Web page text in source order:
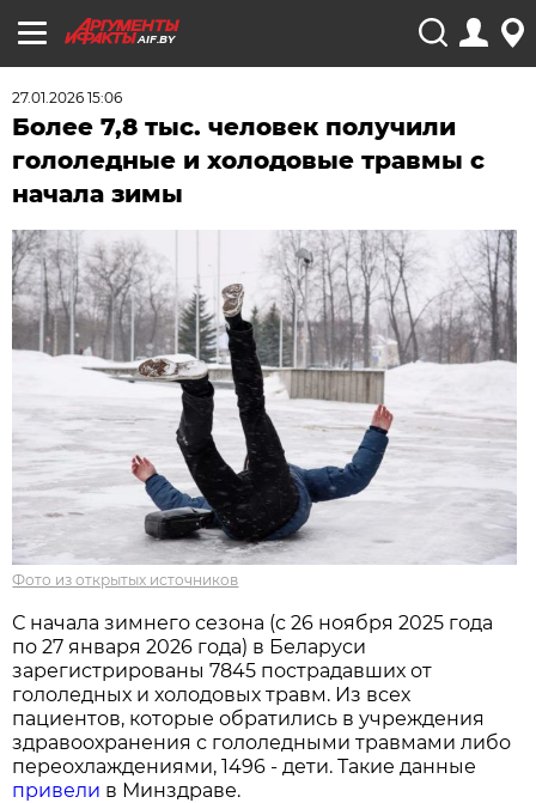
AIF.BY
27.01.2026 15:06
Более 7,8 тыс. человек получили
гололедные и холодовые травмы с
начала зимы
Фото из открытых источников
С начала зимнего сезона (с 26 ноября 2025 года
по 27 января 2026 года) в Беларуси
зарегистрированы 7845 пострадавших от
гололедных и холодовых травм. Из всех
пациентов, которые обратились в учреждения
здравоохранения с гололедными травмами либо
переохлаждениями, 1496 - дети. Такие данные
привели в Минздраве.